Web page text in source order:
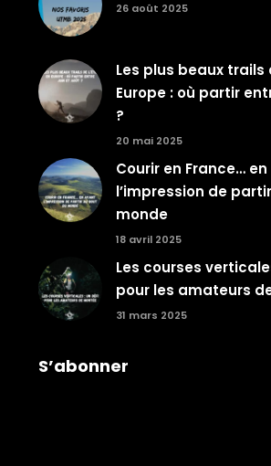
26 août 2025
Les plus beaux trails
Europe : où partir
?
20 mai 2025
Courir en France…
l’impression de
monde
18 avril 2025
Les courses
pour les amateurs
31 mars 2025
S’abonner